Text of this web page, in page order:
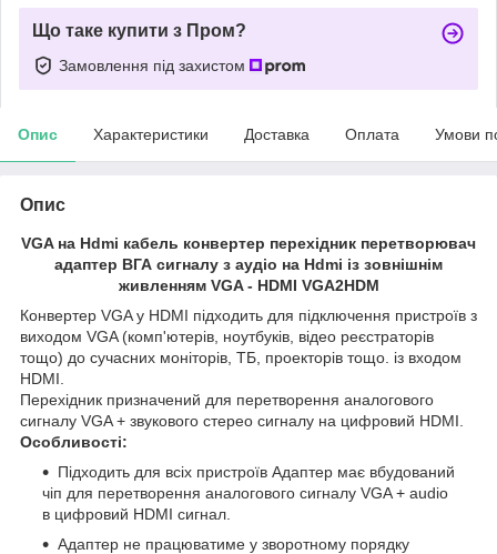
Що таке купити з Пром?
Замовлення під захистом
Опис Характеристики Доставка Оплата Умови
Опис
VGA на Hdmi кабель конвертер перехідник перетворювач
адаптер ВГА сигналу з аудіо на Hdmi із зовнішнім
живленням VGA - HDMI VGA2HDM
Конвертер VGA у HDMI підходить для підключення пристроїв з
виходом VGA (комп'ютерів, ноутбуків, відео реєстраторів
тощо) до сучасних моніторів, ТБ, проекторів тощо. із входом
HDMI.
Перехідник призначений для перетворення аналогового
сигналу VGA + звукового стерео сигналу на цифровий HDMI.
Особливості:
Підходить для всіх пристроїв Адаптер має вбудований
чіп для перетворення аналогового сигналу VGA + audio
в цифровий HDMI сигнал.
Адаптер не працюватиме у зворотному порядку